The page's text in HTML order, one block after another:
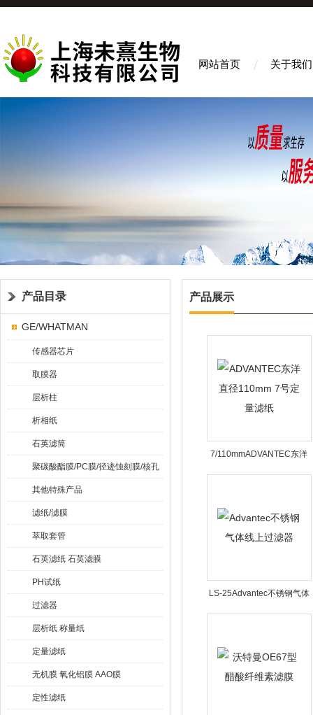
网站首页 关于我们
产品目录
GE/WHATMAN
传感器芯片
取膜器
层析柱
析相纸
石英滤筒
聚碳酸酯膜/PC膜/径迹蚀刻膜/核孔
膜
其他特殊产品
滤纸/滤膜
萃取套管
石英滤纸 石英滤膜
PH试纸
过滤器
层析纸 称量纸
定量滤纸
无机膜 氧化铝膜 AAO膜
定性滤纸
产品展示
7/110mmADVANTEC东洋
直径110mm 7号定量滤纸
LS-25Advantec不锈钢气体
线上过滤器